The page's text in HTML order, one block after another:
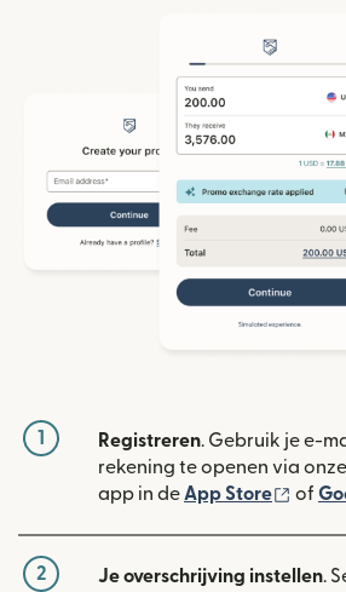
1 Registreren. Gebruik je e-
rekening te openen via onze
app in deApp Store of
2 Je overschrijving instellen.